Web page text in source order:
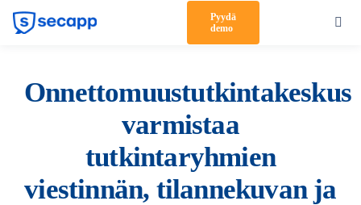
Skip
Pyydä
demo
Ratkaisut
Hinnoittelu
Onnettomuustutkintakeskus
varmistaa
tutkintaryhmien
viestinnän, tilannekuvan ja